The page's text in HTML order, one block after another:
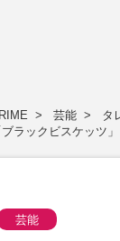
芸能 タ
ラックビスケッツ
芸能